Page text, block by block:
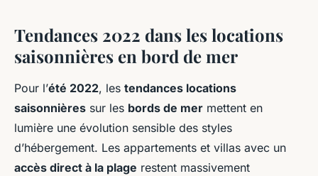
Tendances 2022 dans les locations
saisonnières en bord de mer
Pour l’été 2022, les tendances locations
saisonnières sur les bords de mer mettent en
lumière une évolution sensible des styles
d’hébergement. Les appartements et villas avec un
accès direct à la plage restent massivement